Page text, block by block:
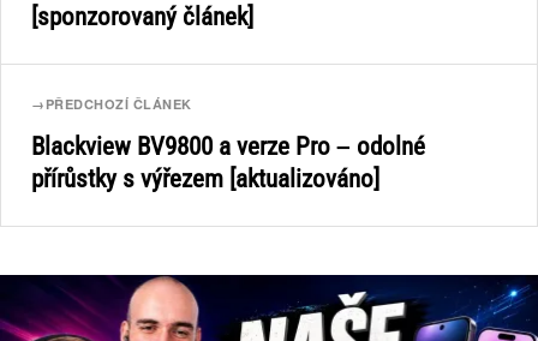
[sponzorovaný článek]
→ PŘEDCHOZÍ ČLÁNEK
Blackview BV9800 a verze Pro – odolné
přírůstky s výřezem [aktualizováno]